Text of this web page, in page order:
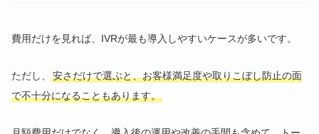
費用だけを見れば、IVRが最も導入しやすいケースが多いです。
ただし、安さだけで選ぶと、お客様満足度や取りこぼし防止の面
で不十分になることもあります。